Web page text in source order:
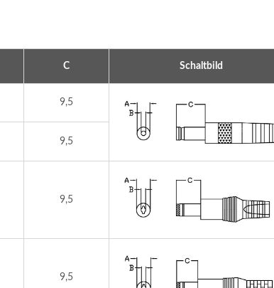
C Schaltbild
9,5
9,5
9,5
9,5
300W IP67 Batterieladegerät